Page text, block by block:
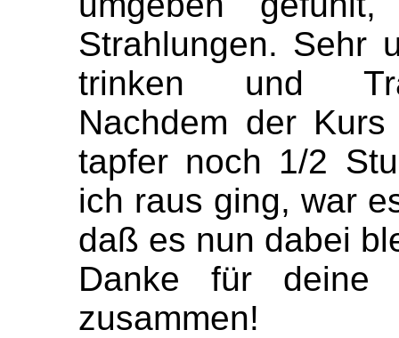
Strahlungen. Sehr
trinken und
Nachdem der
tapfer noch 1/2
ich raus ging, war
daß es nun dabei
Danke für deine
zusammen!